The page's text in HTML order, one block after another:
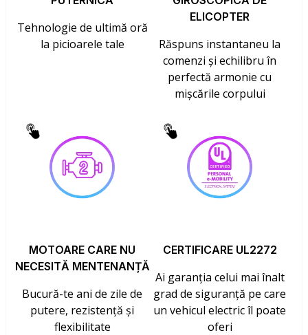
Tehnologie de ultimă oră
la picioarele tale
ELICOPTER
Răspuns instantaneu la
comenzi și echilibru în
perfectă armonie cu
mișcările corpului
MOTOARE CARE NU
NECESITĂ MENTENANȚĂ
Bucură-te ani de zile de
putere, rezistență și
flexibilitate
CERTIFICARE UL2272
Ai garanția celui mai înalt
grad de siguranță pe care
un vehicul electric îl poate
oferi